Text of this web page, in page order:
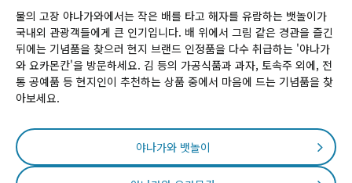
물의 고장 야나가와에서는 작은 배를 타고 해자를 유람하는 뱃놀이가
국내외 관광객들에게 큰 인기입니다. 배 위에서 그림 같은 경관을 즐긴
뒤에는 기념품을 찾으러 현지 브랜드 인정품을 다수 취급하는 '야나가
와 요카몬칸'을 방문하세요. 김 등의 가공식품과 과자, 토속주 외에, 전
통 공예품 등 현지인이 추천하는 상품 중에서 마음에 드는 기념품을 찾
아보세요.
야나가와 뱃놀이